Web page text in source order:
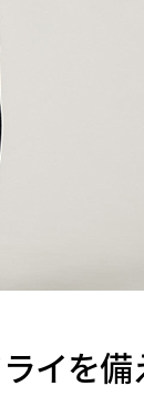
イを備